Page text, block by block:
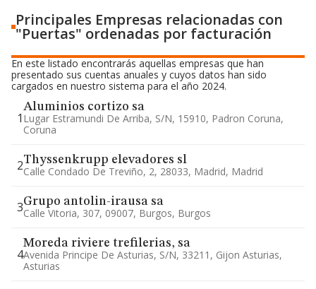
Principales Empresas relacionadas con
"Puertas" ordenadas por facturación
En este listado encontrarás aquellas empresas que han
presentado sus cuentas anuales y cuyos datos han sido
cargados en nuestro sistema para el año 2024.
1
Aluminios cortizo sa
Lugar Estramundi De Arriba, S/n, 15910, Padron Coruna,
Coruna
2Thyssenkrupp elevadores sl
Calle Condado De Treviño, 2, 28033, Madrid, Madrid
3Grupo antolin-irausa sa
Calle Vitoria, 307, 09007, Burgos, Burgos
4
Moreda riviere trefilerias, sa
Avenida Principe De Asturias, S/n, 33211, Gijon Asturias,
Asturias